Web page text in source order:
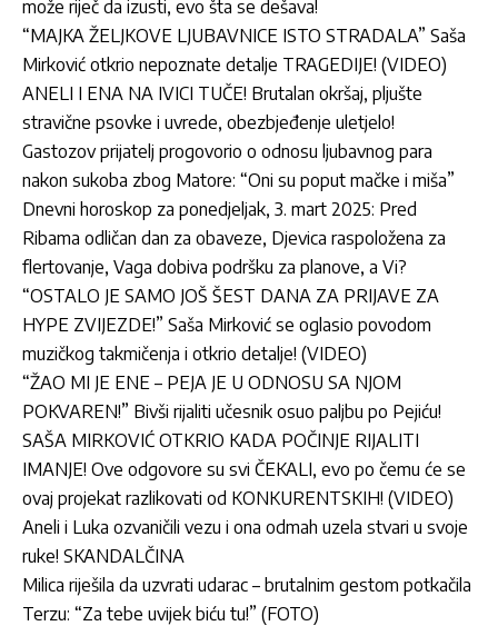
može riječ da izusti, evo šta se dešava!
“MAJKA ŽELJKOVE LJUBAVNICE ISTO STRADALA” Saša
Mirković otkrio nepoznate detalje TRAGEDIJE! (VIDEO)
ANELI I ENA NA IVICI TUČE! Brutalan okršaj, pljušte
stravične psovke i uvrede, obezbjeđenje uletjelo!
Gastozov prijatelj progovorio o odnosu ljubavnog para
nakon sukoba zbog Matore: “Oni su poput mačke i miša”
Dnevni horoskop za ponedjeljak, 3. mart 2025: Pred
Ribama odličan dan za obaveze, Djevica raspoložena za
flertovanje, Vaga dobiva podršku za planove, a Vi?
“OSTALO JE SAMO JOŠ ŠEST DANA ZA PRIJAVE ZA
HYPE ZVIJEZDE!” Saša Mirković se oglasio povodom
muzičkog takmičenja i otkrio detalje! (VIDEO)
“ŽAO MI JE ENE – PEJA JE U ODNOSU SA NJOM
POKVAREN!” Bivši rijaliti učesnik osuo paljbu po Pejiću!
SAŠA MIRKOVIĆ OTKRIO KADA POČINJE RIJALITI
IMANJE! Ove odgovore su svi ČEKALI, evo po čemu će se
ovaj projekat razlikovati od KONKURENTSKIH! (VIDEO)
Aneli i Luka ozvaničili vezu i ona odmah uzela stvari u svoje
ruke! SKANDALČINA
Milica riješila da uzvrati udarac – brutalnim gestom potkačila
Terzu: “Za tebe uvijek biću tu!” (FOTO)